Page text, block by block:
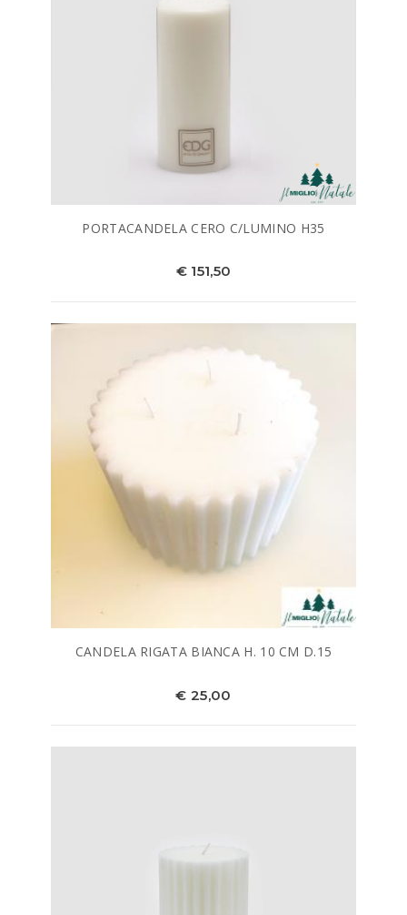
PORTACANDELA CERO C/LUMINO H35
€ 151,50
CANDELA RIGATA BIANCA H. 10 CM D.15
€ 25,00